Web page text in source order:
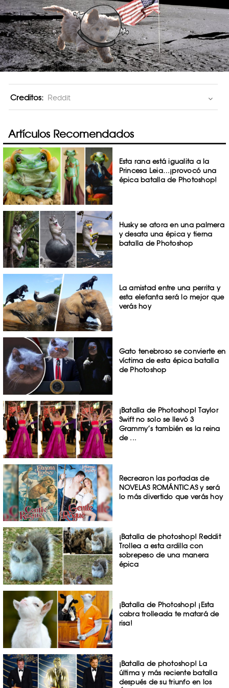
Creditos: Reddit
Artículos Recomendados
Esta rana está igualita a la
Princesa Leia…¡provocó una
épica batalla de Photoshop!
Husky se atora en una palmera
y desata una épica y tierna
batalla de Photoshop
La amistad entre una perrita y
esta elefanta será lo mejor que
verás hoy
Gato tenebroso se convierte en
víctima de esta épica batalla
de Photoshop
¡Batalla de Photoshop! Taylor
Swift no solo se llevó 3
Grammy’s también es la reina
de ...
Recrearon las portadas de
NOVELAS ROMÁNTICAS y será
lo más divertido que verás hoy
¡Batalla de photoshop! Reddit
Trollea a esta ardilla con
sobrepeso de una manera
épica
¡Batalla de Photoshop! ¡Esta
cabra trolleada te matará de
risa!
¡Batalla de photoshop! La
última y más reciente batalla
después de su triunfo en los